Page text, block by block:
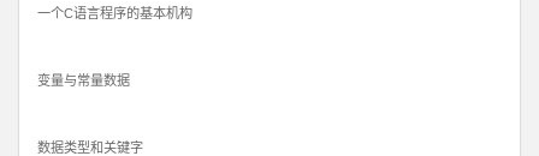
一个C语言程序的基本机构
变量与常量数据
数据类型和关键字